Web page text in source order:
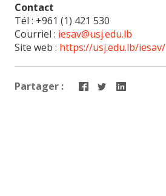
Contact
Tél : +961 (1) 421 530
Courriel : iesav@usj.edu.lb
Site web : https://usj.edu.lb/iesav/
Partager :